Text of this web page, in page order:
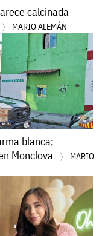
calcinada
MARIO ALEMÁN
blanca;
Monclova
MARIO